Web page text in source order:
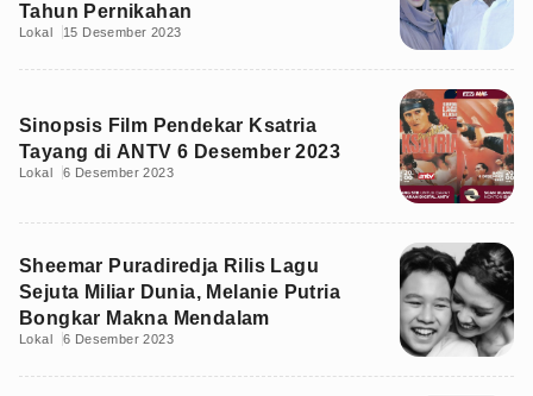
Tahun Pernikahan
Lokal 15 Desember 2023
Sinopsis Film Pendekar Ksatria
Tayang di ANTV 6 Desember 2023
Lokal 6 Desember 2023
Sheemar Puradiredja Rilis Lagu
Sejuta Miliar Dunia, Melanie Putria
Bongkar Makna Mendalam
Lokal 6 Desember 2023